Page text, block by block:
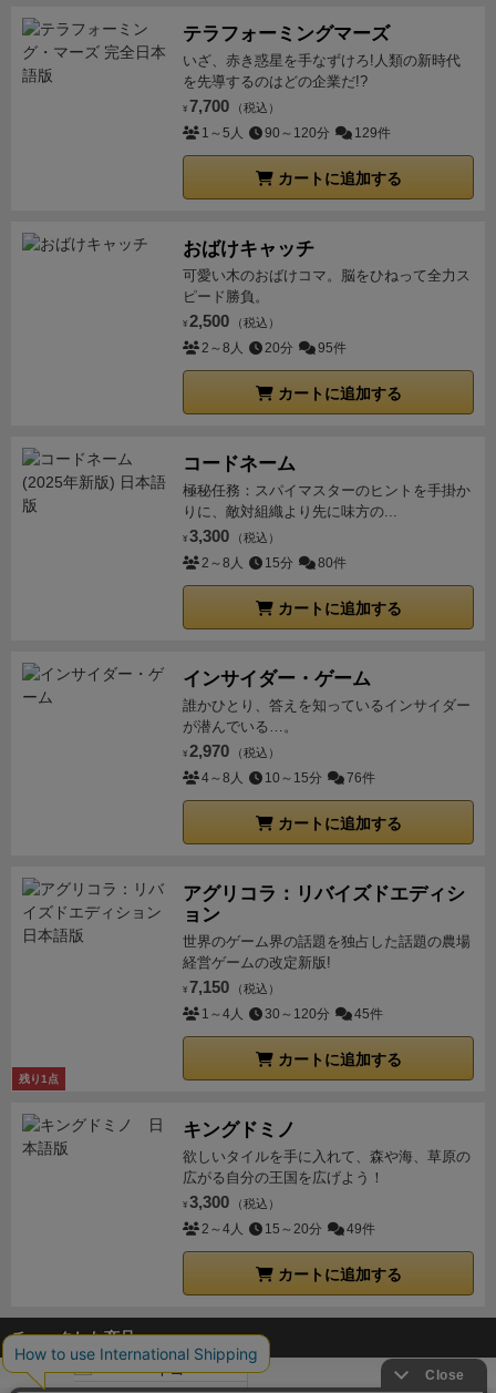
テラフォーミングマーズ
いざ、赤き惑星を手なずけろ!人類の新時代
を先導するのはどの企業だ!?
¥ 7,700 （税込）
1～5人 90～120分 129件
カートに追加する
おばけキャッチ
可愛い木のおばけコマ。脳をひねって全力ス
ピード勝負。
¥ 2,500 （税込）
2～8人 20分 95件
カートに追加する
コードネーム
極秘任務：スパイマスターのヒントを手掛か
りに、敵対組織より先に味方の...
¥ 3,300 （税込）
2～8人 15分 80件
カートに追加する
インサイダー・ゲーム
誰かひとり、答えを知っているインサイダー
が潜んでいる…。
¥ 2,970 （税込）
4～8人 10～15分 76件
カートに追加する
残り1点
アグリコラ：リバイズドエディシ
ョン
世界のゲーム界の話題を独占した話題の農場
経営ゲームの改定新版!
¥ 7,150 （税込）
1～4人 30～120分 45件
カートに追加する
キングドミノ
欲しいタイルを手に入れて、森や海、草原の
広がる自分の王国を広げよう！
¥ 3,300 （税込）
2～4人 15～20分 49件
カートに追加する
チェックした商品